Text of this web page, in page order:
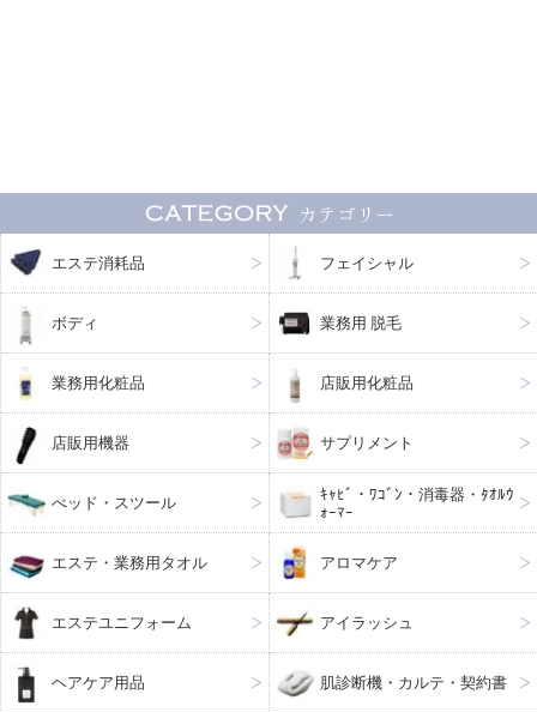
エステ消耗品 フェイシャル
ボディ 業務用 脱毛
業務用化粧品 店販用化粧品
店販用機器 サプリメント
べッド・スツール
ｷｬﾋﾞ・ﾜｺﾞﾝ・消毒器・ﾀｵﾙｳ
ｫｰﾏｰ
エステ・業務用タオル アロマケア
エステユニフォーム アイラッシュ
ヘアケア用品 肌診断機・カルテ・契約書